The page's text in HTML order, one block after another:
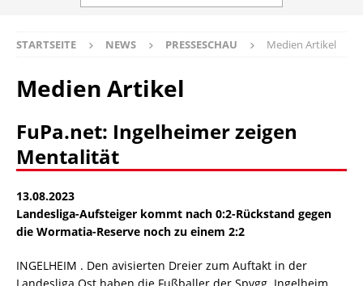
STARTSEITE NEWS PRESSESCHAU Medien Artikel
Medien Artikel
FuPa.net: Ingelheimer zeigen
Mentalität
13.08.2023
Landesliga-Aufsteiger kommt nach 0:2-Rückstand gegen
die Wormatia-Reserve noch zu einem 2:2
INGELHEIM . Den avisierten Dreier zum Auftakt in der